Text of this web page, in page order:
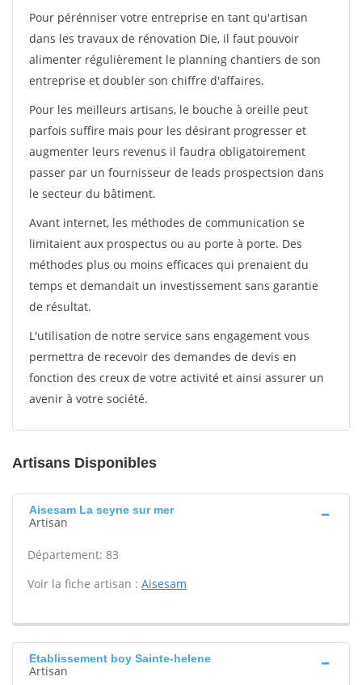
Pour pérénniser votre entreprise en tant qu'artisan
dans les travaux de rénovation Die, il faut pouvoir
alimenter régulièrement le planning chantiers de son
entreprise et doubler son chiffre d'affaires.
Pour les meilleurs artisans, le bouche à oreille peut
parfois suffire mais pour les désirant progresser et
augmenter leurs revenus il faudra obligatoirement
passer par un fournisseur de leads prospectsion dans
le secteur du bâtiment.
Avant internet, les méthodes de communication se
limitaient aux prospectus ou au porte à porte. Des
méthodes plus ou moins efficaces qui prenaient du
temps et demandait un investissement sans garantie
de résultat.
L'utilisation de notre service sans engagement vous
permettra de recevoir des demandes de devis en
fonction des creux de votre activité et ainsi assurer un
avenir à votre société.
Artisans Disponibles
Aisesam La seyne sur mer
Artisan
Département: 83
Voir la fiche artisan : Aisesam
Etablissement boy Sainte-helene
Artisan